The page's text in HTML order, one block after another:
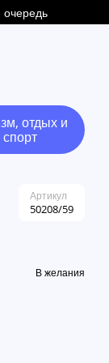
очередь
отдых и
спорт
Артикул
50208/59
В желания